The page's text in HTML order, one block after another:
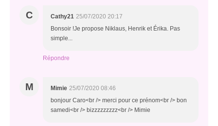
C Cathy21 25/07/2020 20:17
Bonsoir !Je propose Niklaus, Henrik et Érika. Pas
simple...
Répondre
M Mimie 25/07/2020 08:46
bonjour Caro<br /> merci pour ce prénom<br /> bon
samedi<br /> bizzzzzzzzz<br /> Mimie